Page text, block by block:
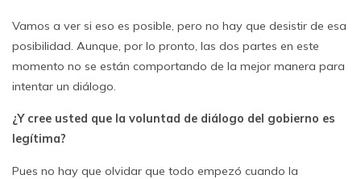
Vamos a ver si eso es posible, pero no hay que desistir de esa
posibilidad. Aunque, por lo pronto, las dos partes en este
momento no se están comportando de la mejor manera para
intentar un diálogo.
¿Y cree usted que la voluntad de diálogo del gobierno es
legítima?
Pues no hay que olvidar que todo empezó cuando la